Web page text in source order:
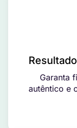
Garanta
autêntico e